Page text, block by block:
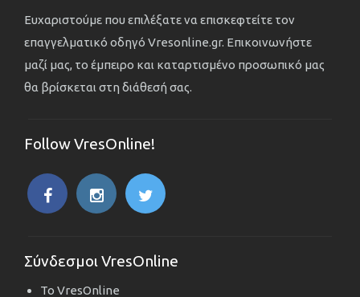
Ευχαριστούμε που επιλέξατε να επισκεφτείτε τον
επαγγελματικό οδηγό Vresonline.gr. Επικοινωνήστε
μαζί μας, το έμπειρο και καταρτισμένο προσωπικό μας
θα βρίσκεται στη διάθεσή σας.
Follow VresOnline!
Σύνδεσμοι VresOnline
Το VresOnline